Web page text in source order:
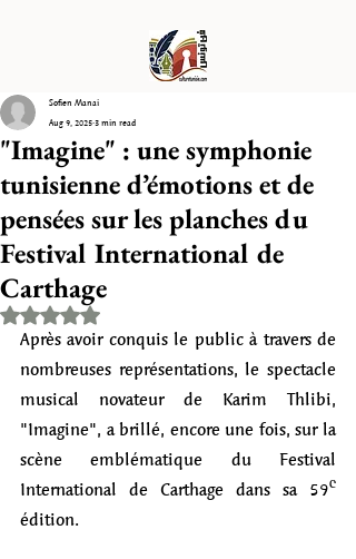
"Imagine" : une symphonie
tunisienne d’émotions et de
pensées sur les planches du
Festival International de
Carthage
Sofien Manai
Aug 9, 20253 min read
Rated NaN out of 5 stars.
Après avoir conquis le public à travers de
nombreuses représentations, le spectacle
musical novateur de Karim Thlibi,
"Imagine", a brillé, encore une fois, sur la
scène emblématique du Festival
International de Carthage dans sa 59ᵉ
édition.